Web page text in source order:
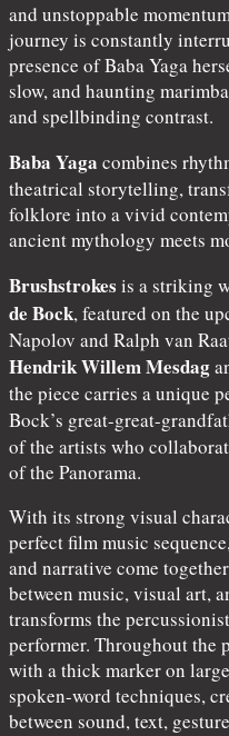
and unstoppable
journey is constantly
presence of Baba Yaga
slow, and haunting
and spellbinding contrast.
Baba Yaga combines
theatrical storytelling,
folklore into a vivid
ancient mythology meets
Brushstrokes is a striking
de Bock, featured on the
Napolov and Ralph van
Hendrik Willem Mesdag
the piece carries a unique
Bock’s great-great-
of the artists who
of the Panorama.
With its strong visual
perfect film music
and narrative come
between music, visual art,
transforms the
performer. Throughout the
with a thick marker on
spoken-word techniques,
between sound, text,